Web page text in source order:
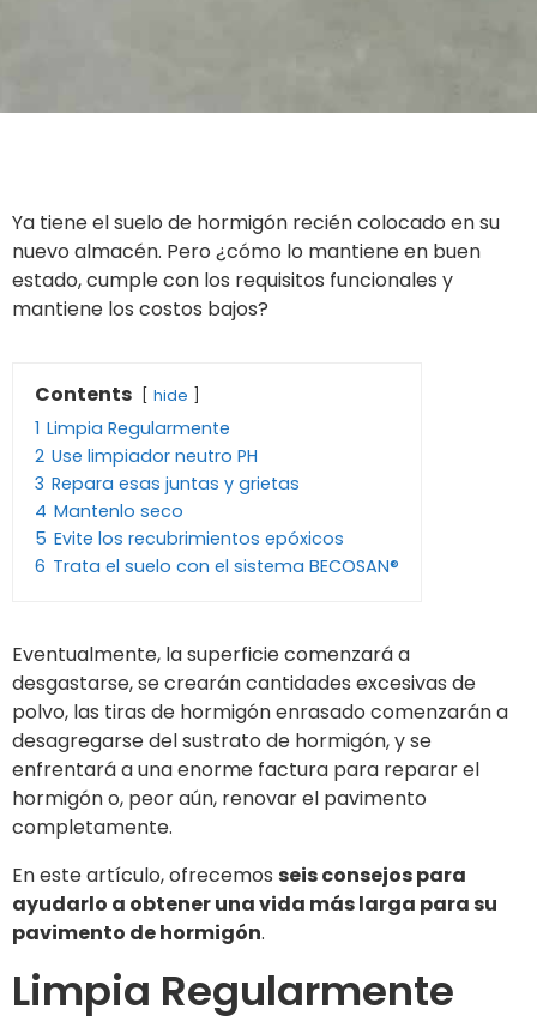
Ya tiene el suelo de hormigón recién colocado en su
nuevo almacén. Pero ¿cómo lo mantiene en buen
estado, cumple con los requisitos funcionales y
mantiene los costos bajos?
Contents hide
1 Limpia Regularmente
2 Use limpiador neutro PH
3 Repara esas juntas y grietas
4 Mantenlo seco
5 Evite los recubrimientos epóxicos
6 Trata el suelo con el sistema BECOSAN®
Eventualmente, la superficie comenzará a
desgastarse, se crearán cantidades excesivas de
polvo, las tiras de hormigón enrasado comenzarán a
desagregarse del sustrato de hormigón, y se
enfrentará a una enorme factura para reparar el
hormigón o, peor aún, renovar el pavimento
completamente.
En este artículo, ofrecemos seis consejos para
ayudarlo a obtener una vida más larga para su
pavimento de hormigón.
Limpia Regularmente